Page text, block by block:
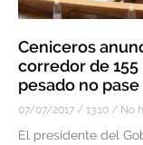
Ceniceros
corredor de
pesado no
07/07/2017 13:10 No
El presidente del